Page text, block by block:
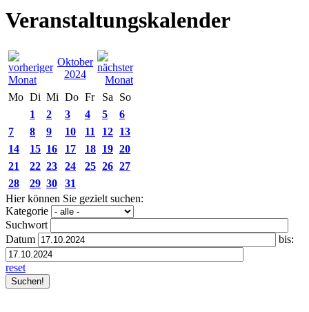
Veranstaltungskalender
Oktober
2024
Mo Di Mi Do Fr Sa
So
1
2 3 4 5
6
7
8 9 10 11 12 13
14
15 16 17 18 19 20
21
22 23 24 25 26 27
28
29 30
31
Hier können Sie gezielt suchen:
Kategorie
Suchwort
Datum
bis:
reset